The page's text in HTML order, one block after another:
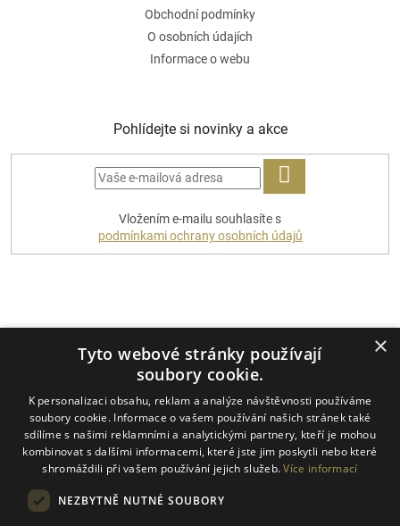
Obchodní podmínky
O osobních údajích
Informace o webu
Pohlídejte si novinky a akce
PŘIHLÁSIT
Vložením e-mailu souhlasíte s
podmínkami ochrany osobních údajů
Dopravci
×
Tyto webové stránky používají
soubory cookie.
K personalizaci obsahu, reklam a analýze návštěvnosti používáme
soubory cookie. Informace o vašem používání našich stránek také
sdílíme s našimi reklamními a analytickými partnery, kteří je mohou
kombinovat s dalšími informacemi, které jste jim poskytli nebo které
shromáždili při vašem používání jejich služeb.Více informací
NEZBYTNĚ NUTNÉ SOUBORY